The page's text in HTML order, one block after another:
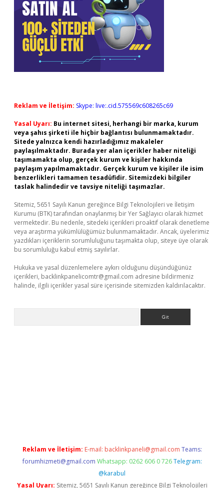
Reklam ve İletişim: Skype: live:.cid.575569c608265c69
Yasal Uyarı: Bu internet sitesi, herhangi bir marka, kurum
veya şahıs şirketi ile hiçbir bağlantısı bulunmamaktadır.
Sitede yalnızca kendi hazırladığımız makaleler
paylaşılmaktadır. Burada yer alan içerikler haber niteliği
taşımamakta olup, gerçek kurum ve kişiler hakkında
paylaşım yapılmamaktadır. Gerçek kurum ve kişiler ile isim
benzerlikleri tamamen tesadüfidir. Sitemizdeki bilgiler
taslak halindedir ve tavsiye niteliği taşımazlar.
Sitemiz, 5651 Sayılı Kanun gereğince Bilgi Teknolojileri ve İletişim
Kurumu (BTK) tarafından onaylanmış bir Yer Sağlayıcı olarak hizmet
vermektedir. Bu nedenle, sitedeki içerikleri proaktif olarak denetleme
veya araştırma yükümlülüğümüz bulunmamaktadır. Ancak, üyelerimiz
yazdıkları içeriklerin sorumluluğunu taşımakta olup, siteye üye olarak
bu sorumluluğu kabul etmiş sayılırlar.
Hukuka ve yasal düzenlemelere aykırı olduğunu düşündüğünüz
içerikleri, backlinkpanelicomtr@gmail.com adresine bildirmeniz
halinde, ilgili içerikler yasal süre içerisinde sitemizden kaldırılacaktır.
Reklam ve İletişim: E-mail: backlinkpaneli@gmail.com Teams:
forumhizmeti@gmail.com Whatsapp: 0262 606 0 726 Telegram:
@karabul
Yasal Uyarı: Sitemiz, 5651 Sayılı Kanun gereğince Bilgi Teknolojileri